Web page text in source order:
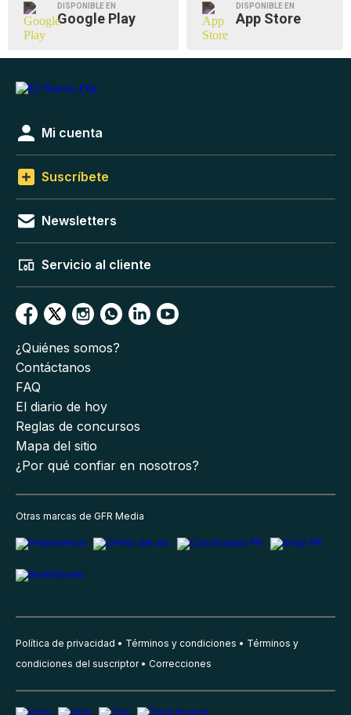
DISPONIBLE EN
Google Play
DISPONIBLE EN
App Store
Mi cuenta
Suscríbete
Newsletters
Servicio al cliente
¿Quiénes somos?
Contáctanos
FAQ
El diario de hoy
Reglas de concursos
Mapa del sitio
¿Por qué confiar en nosotros?
Otras marcas de GFR Media
Política de privacidad Términos y condiciones
Términos y
condiciones del suscriptor
Correcciones